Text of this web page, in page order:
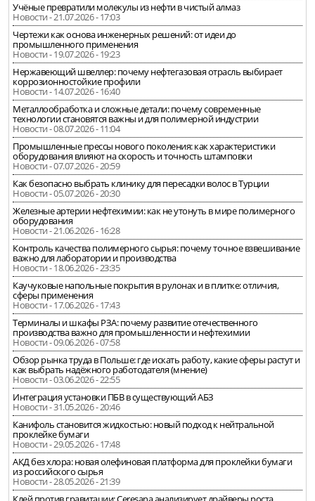
Учёные превратили молекулы из нефти в чистый алмаз
Новости - 21.07.2026 - 17:03
Чертежи как основа инженерных решений: от идеи до
промышленного применения
Новости - 19.07.2026 - 19:23
Нержавеющий швеллер: почему нефтегазовая отрасль выбирает
коррозионностойкие профили
Новости - 14.07.2026 - 16:40
Металлообработка и сложные детали: почему современные
технологии становятся важны и для полимерной индустрии
Новости - 08.07.2026 - 11:04
Промышленные прессы нового поколения: как характеристики
оборудования влияют на скорость и точность штамповки
Новости - 07.07.2026 - 20:59
Как безопасно выбрать клинику для пересадки волос в Турции
Новости - 05.07.2026 - 20:30
Железные артерии нефтехимии: как не утонуть в мире полимерного
оборудования
Новости - 21.06.2026 - 16:28
Контроль качества полимерного сырья: почему точное взвешивание
важно для лаборатории и производства
Новости - 18.06.2026 - 23:35
Каучуковые напольные покрытия в рулонах и в плитке: отличия,
сферы применения
Новости - 17.06.2026 - 17:43
Терминалы и шкафы РЗА: почему развитие отечественного
производства важно для промышленности и нефтехимии
Новости - 09.06.2026 - 07:58
Обзор рынка труда в Польше: где искать работу, какие сферы растут и
как выбрать надёжного работодателя (мнение)
Новости - 03.06.2026 - 22:55
Интеграция установки ПБВ в существующий АБЗ
Новости - 31.05.2026 - 20:46
Канифоль становится жидкостью: новый подход к нейтральной
проклейке бумаги
Новости - 29.05.2026 - 17:48
АКД без хлора: новая олефиновая платформа для проклейки бумаги
из российского сырья
Новости - 28.05.2026 - 21:39